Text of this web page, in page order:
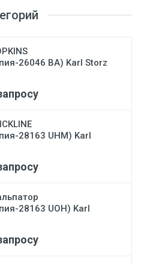
26046 BA) Karl Storz
28163 UHM) Karl
28163 UOH) Karl